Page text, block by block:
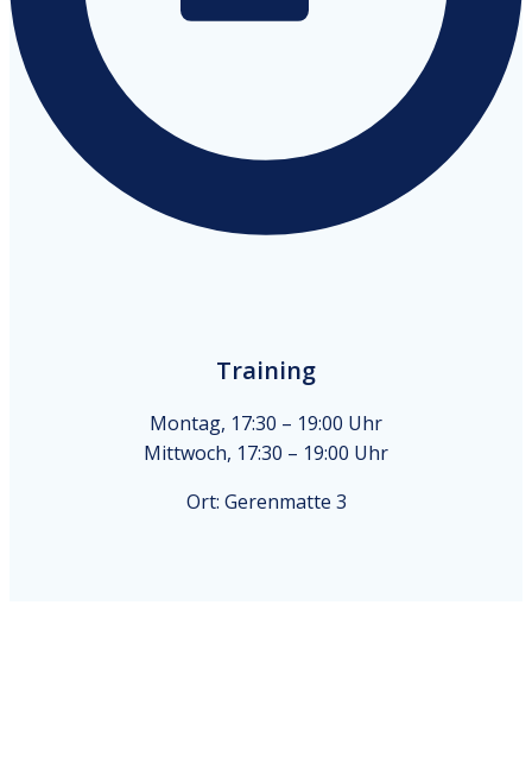
Training
Montag, 17:30 – 19:00 Uhr
Mittwoch, 17:30 – 19:00 Uhr
Ort: Gerenmatte 3